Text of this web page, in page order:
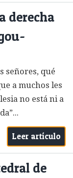
derecha
señores, qué
a muchos les
no está ni a
Leer artículo
de